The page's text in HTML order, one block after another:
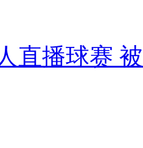
直播球赛